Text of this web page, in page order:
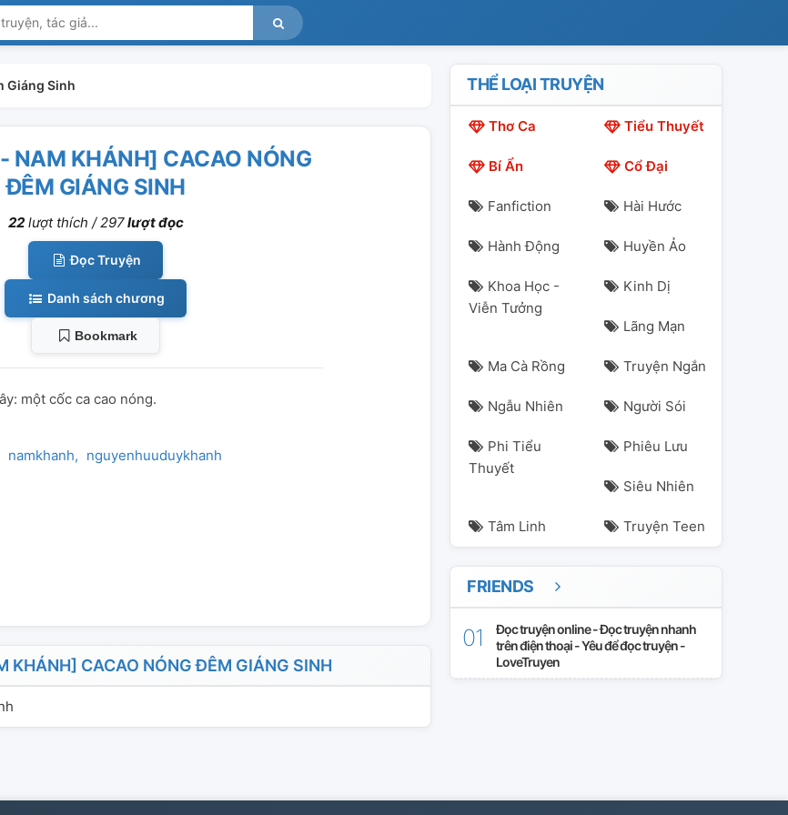
Giáng Sinh
NAM KHÁNH] CACAO NÓNG
ĐÊM GIÁNG SINH
22lượt thích /297lượt đọc
Đọc Truyện
Danh sách chương
Bookmark
một cốc ca cao nóng.
namkhanh nguyenhuuduykhanh
KHÁNH] CACAO NÓNG ĐÊM GIÁNG SINH
THỂ LOẠI TRUYỆN
Thơ Ca Tiểu Thuyết
Bí Ẩn Cổ Đại
Fanfiction Hài Hước
Hành Động Huyền Ảo
Khoa Học -
Viễn Tưởng
Kinh Dị
Lãng Mạn
Ma Cà Rồng Truyện Ngắn
Ngẫu Nhiên Người Sói
Phi Tiểu
Thuyết
Phiêu Lưu
Siêu Nhiên
Tâm Linh Truyện Teen
FRIENDS
Đọc truyện online - Đọc truyện nhanh
trên điện thoại - Yêu để đọc truyện -
LoveTruyen